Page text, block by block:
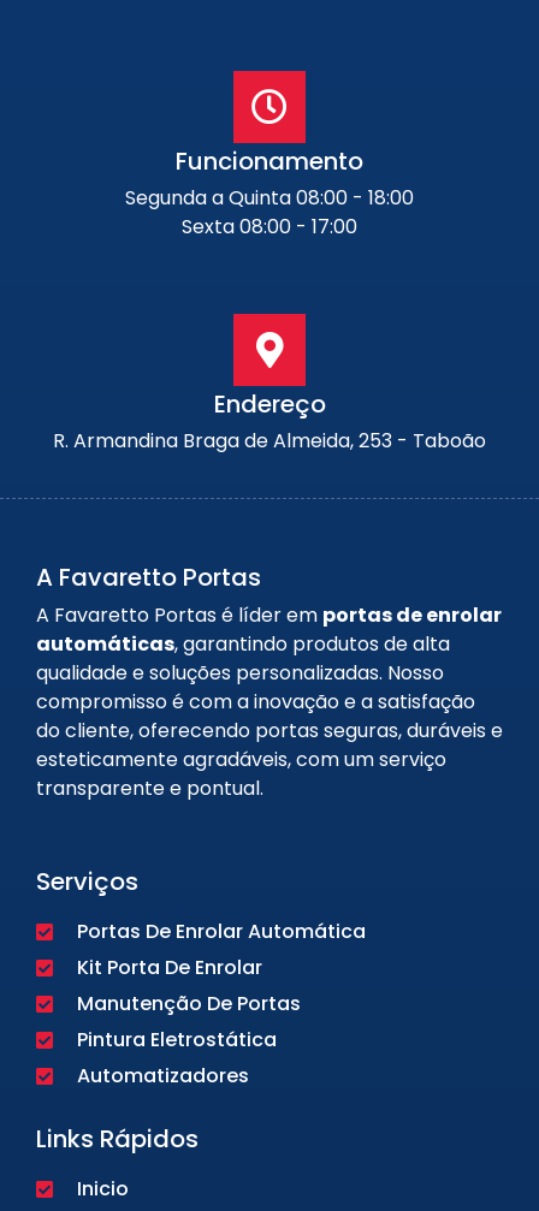
Funcionamento
Segunda a Quinta 08:00 - 18:00
Sexta 08:00 - 17:00
Endereço
R. Armandina Braga de Almeida, 253 - Taboão
A Favaretto Portas
A Favaretto Portas é líder em portas de enrolar
automáticas, garantindo produtos de alta
qualidade e soluções personalizadas. Nosso
compromisso é com a inovação e a satisfação
do cliente, oferecendo portas seguras, duráveis e
esteticamente agradáveis, com um serviço
transparente e pontual.
Serviços
Portas De Enrolar Automática
Kit Porta De Enrolar
Manutenção De Portas
Pintura Eletrostática
Automatizadores
Links Rápidos
Inicio